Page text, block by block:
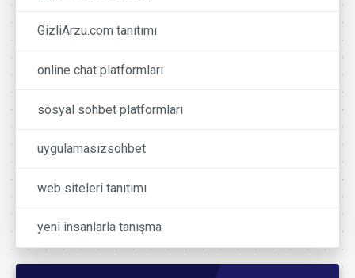
GizliArzu.com tanıtımı
online chat platformları
sosyal sohbet platformları
uygulamasızsohbet
web siteleri tanıtımı
yeni insanlarla tanışma